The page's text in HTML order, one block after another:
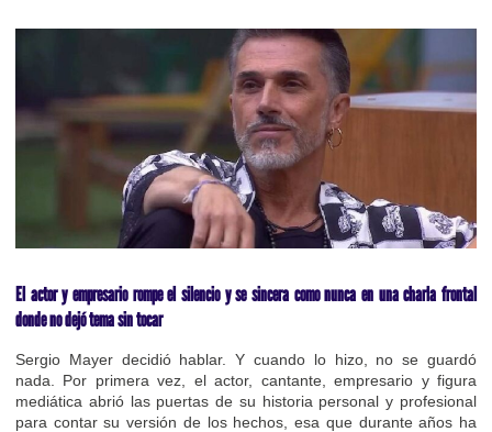
El actor y empresario rompe el silencio y se sincera como nunca en una charla frontal
donde no dejó tema sin tocar
Sergio Mayer decidió hablar. Y cuando lo hizo, no se guardó
nada. Por primera vez, el actor, cantante, empresario y figura
mediática abrió las puertas de su historia personal y profesional
para contar su versión de los hechos, esa que durante años ha